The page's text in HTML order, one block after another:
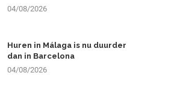
04/08/2026
Huren in Málaga is nu duurder
dan in Barcelona
04/08/2026